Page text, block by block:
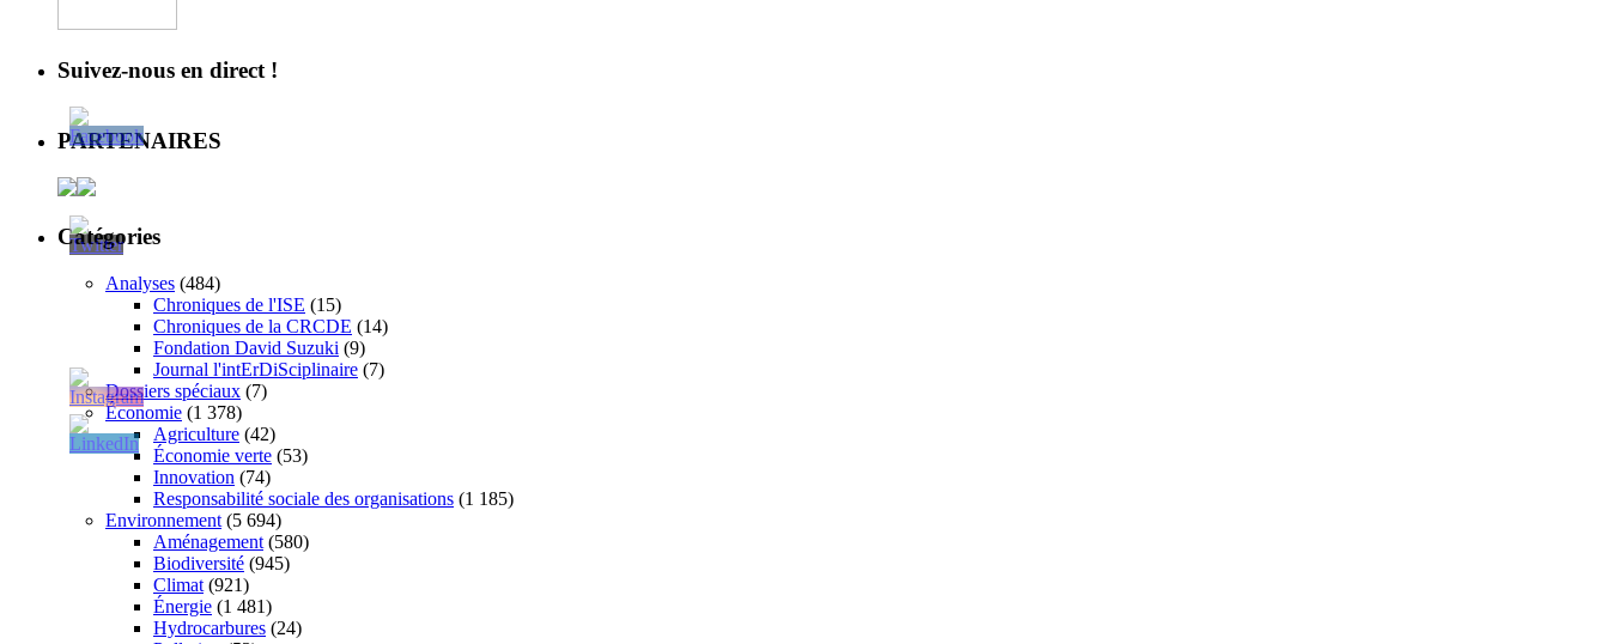
Suivez-nous en direct !
PARTENAIRES
Catégories
Analyses (484)
Chroniques de l'ISE (15)
Chroniques de la CRCDE (14)
Fondation David Suzuki (9)
Journal l'intErDiSciplinaire (7)
Dossiers spéciaux (7)
Économie (1 378)
Agriculture (42)
Économie verte (53)
Innovation (74)
Responsabilité sociale des organisations (1 185)
Environnement (5 694)
Aménagement (580)
Biodiversité (945)
Climat (921)
Énergie (1 481)
Hydrocarbures (24)